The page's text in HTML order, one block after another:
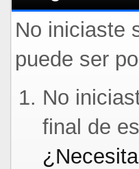
No iniciaste
puede ser
No
final de